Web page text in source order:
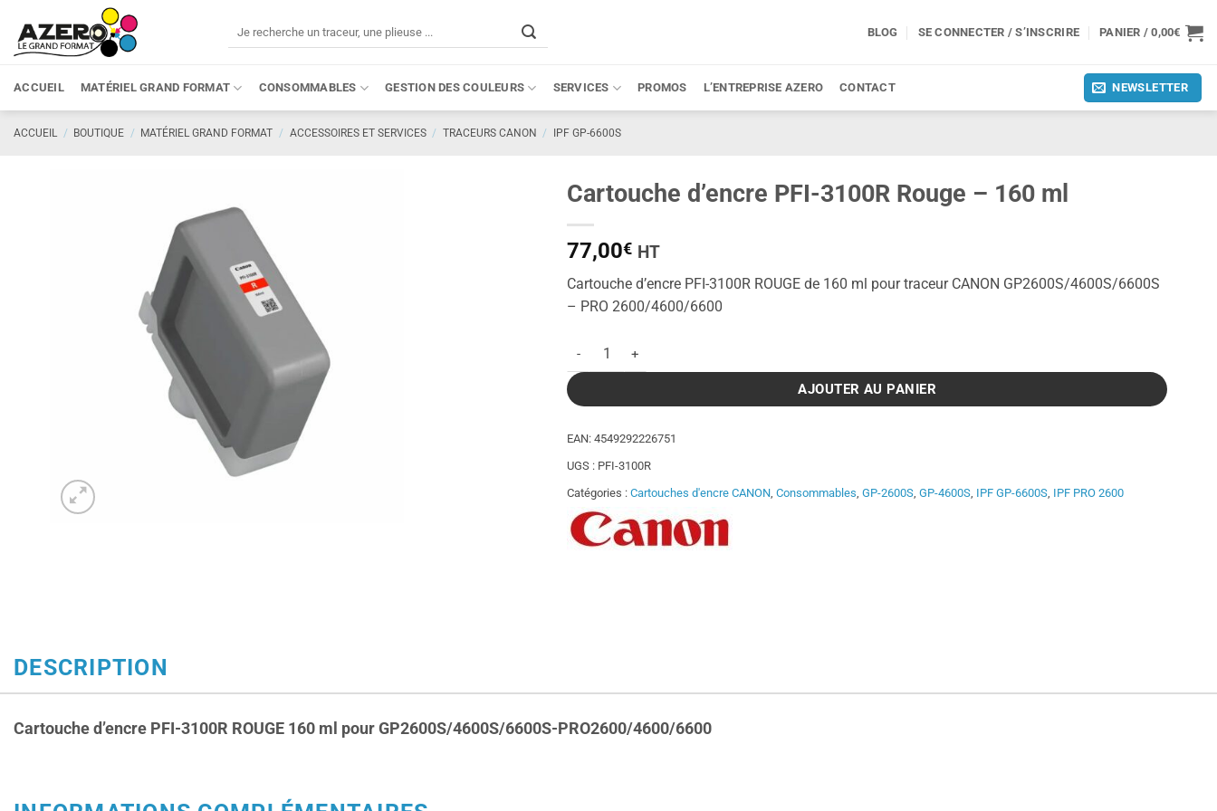
contenu
BLOG SE CONNECTER / S’INSCRIRE PANIER /0,00€
ACCUEIL MATÉRIEL GRAND FORMAT CONSOMMABLES GESTION DES COULEURS SERVICES PROMOS L’ENTREPRISE AZERO CONTACT NEWSLETTER
ACCUEIL / BOUTIQUE / MATÉRIEL GRAND FORMAT / ACCESSOIRES ET SERVICES / TRACEURS CANON / IPF GP-6600S
Cartouche d’encre PFI-3100R Rouge – 160 ml
77,00€ HT
Cartouche d’encre PFI-3100R ROUGE de 160 ml pour traceur CANON GP2600S/4600S/6600S
– PRO 2600/4600/6600
quantité de Cartouche d'encre PFI-3100R Rouge - 160 ml
AJOUTER AU PANIER
EAN:4549292226751
UGS : PFI-3100R
Catégories :Cartouches d'encre CANON ,Consommables ,GP-2600S ,GP-4600S IPF GP-6600S IPF PRO 2600
DESCRIPTION
Cartouche d’encre PFI-3100R ROUGE 160 ml pourGP2600S/4600S/6600S-PRO2600/4600/6600